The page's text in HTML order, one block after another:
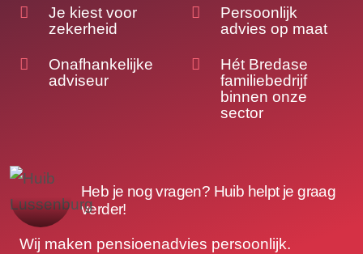
Je kiest voor
zekerheid
Persoonlijk
advies op maat
Onafhankelijke
adviseur
Hét Bredase
familiebedrijf
binnen onze
sector
Heb je nog vragen? Huib helpt je graag
verder!
Wij maken pensioenadvies persoonlijk.